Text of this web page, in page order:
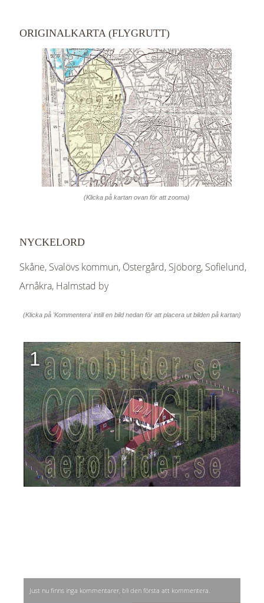
ORIGINALKARTA (FLYGRUTT)
(Klicka på kartan ovan för att zooma)
NYCKELORD
Skåne, Svalövs kommun, Östergård, Sjöborg, Sofielund,
Arnåkra, Halmstad by
(Klicka på 'Kommentera' intill en bild nedan för att placera ut bilden på kartan)
1
Just nu finns inga kommentarer, bli den första att kommentera.